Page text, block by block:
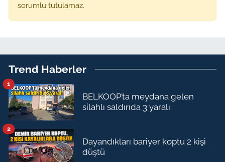
sorumlu tutulamaz.
Trend Haberler
BELKOOP’ta meydana gelen
silahlı saldırıda 3 yaralı
1
Dayandıkları bariyer koptu 2 kişi
düştü
2